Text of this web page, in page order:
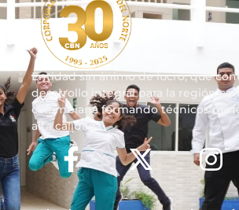
Entidad sin ánimo de lucro, que
desarrollo integral para la región
colombiana formando técnicos
alta calidad.